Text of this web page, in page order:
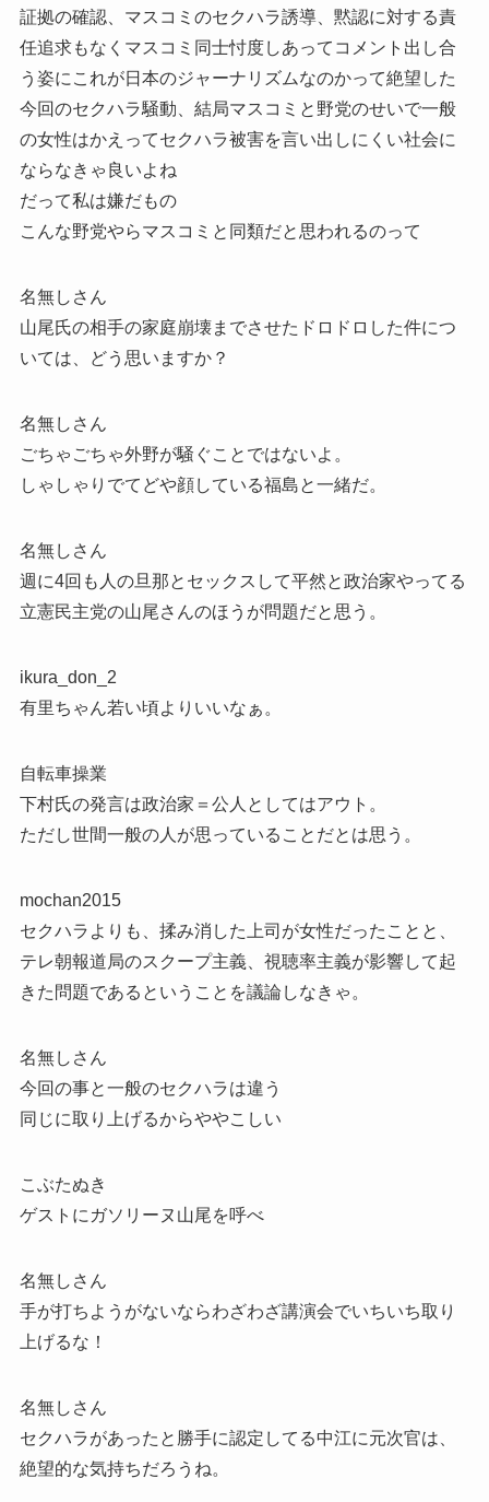
証拠の確認、マスコミのセクハラ誘導、黙認に対する責
任追求もなくマスコミ同士忖度しあってコメント出し合
う姿にこれが日本のジャーナリズムなのかって絶望した
今回のセクハラ騒動、結局マスコミと野党のせいで一般
の女性はかえってセクハラ被害を言い出しにくい社会に
ならなきゃ良いよね
だって私は嫌だもの
こんな野党やらマスコミと同類だと思われるのって
名無しさん
山尾氏の相手の家庭崩壊までさせたドロドロした件につ
いては、どう思いますか？
名無しさん
ごちゃごちゃ外野が騒ぐことではないよ。
しゃしゃりでてどや顔している福島と一緒だ。
名無しさん
週に4回も人の旦那とセックスして平然と政治家やってる
立憲民主党の山尾さんのほうが問題だと思う。
ikura_don_2
有里ちゃん若い頃よりいいなぁ。
自転車操業
下村氏の発言は政治家＝公人としてはアウト。
ただし世間一般の人が思っていることだとは思う。
mochan2015
セクハラよりも、揉み消した上司が女性だったことと、
テレ朝報道局のスクープ主義、視聴率主義が影響して起
きた問題であるということを議論しなきゃ。
名無しさん
今回の事と一般のセクハラは違う
同じに取り上げるからややこしい
こぶたぬき
ゲストにガソリーヌ山尾を呼べ
名無しさん
手が打ちようがないならわざわざ講演会でいちいち取り
上げるな！
名無しさん
セクハラがあったと勝手に認定してる中江に元次官は、
絶望的な気持ちだろうね。